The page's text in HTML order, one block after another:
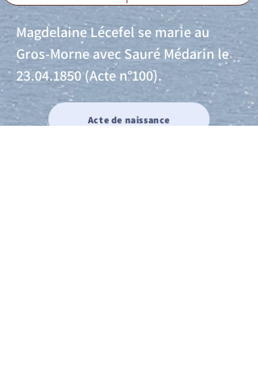
Magdelaine Lécefel se marie au
Gros-Morne avec Sauré Médarin le
23.04.1850(Acte n°100).
Acte de naissance